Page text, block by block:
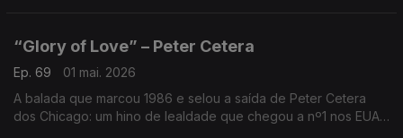
“Glory of Love” – Peter Cetera
Ep. 69
01 mai. 2026
A balada que marcou 1986 e selou a saída de Peter Cetera
dos Chicago: um hino de lealdade que chegou a nº1 nos EUA